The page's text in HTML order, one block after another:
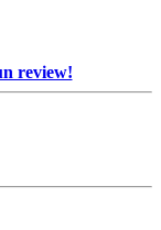
review!